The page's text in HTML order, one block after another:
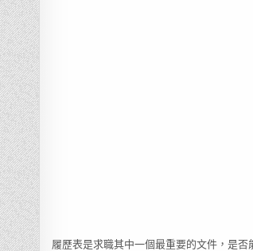
履歷表是求職其中一個最重要的文件，是